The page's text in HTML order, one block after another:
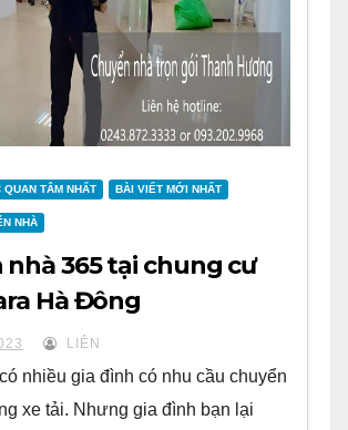
TÂM NHẤT BÀI VIẾT MỚI NHẤT
NHÀ
nhà 365 tại chung cư
Hà Đông
LIÊN
nhiều gia đình có nhu cầu chuyển
xe tải. Nhưng gia đình bạn lại